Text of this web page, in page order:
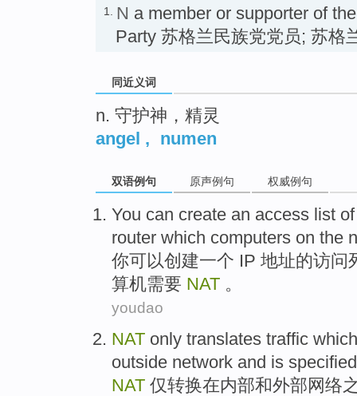
1. N a member or supporter of
Party 苏格兰民族党党员; 苏格
同近义词
n. 守护神，精灵
angel , numen
双语例句 原声例句 权威例句
You can create an access list of
router which computers on the
你可以创建一个 IP 地址的访问
算机需要 NAT 。
youdao
NAT only translates traffic
outside network and is specified
NAT 仅转换在内部和外部网络